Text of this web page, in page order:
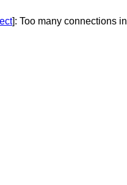
]: Too many connections in